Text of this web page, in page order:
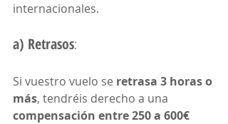
internacionales.
a) Retrasos:
Si vuestro vuelo se retrasa 3 horas o
más, tendréis derecho a una
compensación entre 250 a 600€